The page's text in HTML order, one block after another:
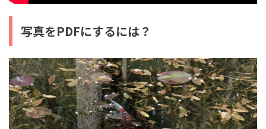
写真をPDFにするには？